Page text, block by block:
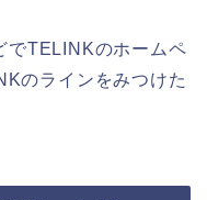
でTELINKのホームペ
のラインをみつけた